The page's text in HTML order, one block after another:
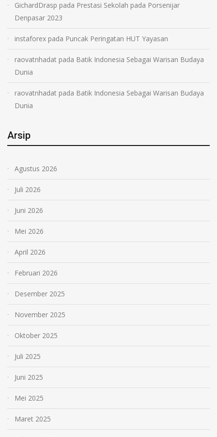
GichardDrasp pada Prestasi Sekolah pada Porsenijar
Denpasar 2023
instaforex pada Puncak Peringatan HUT Yayasan
raovatnhadat pada Batik Indonesia Sebagai Warisan Budaya
Dunia
raovatnhadat pada Batik Indonesia Sebagai Warisan Budaya
Dunia
Arsip
Agustus 2026
Juli 2026
Juni 2026
Mei 2026
April 2026
Februari 2026
Desember 2025
November 2025
Oktober 2025
Juli 2025
Juni 2025
Mei 2025
Maret 2025